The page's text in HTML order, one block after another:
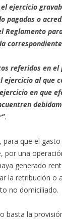
ejercicio
pagadas o
Reglamento
referidos en
ejercicio al que
en que
.
para que el
por una
generado
la retribución o
no domiciliado.
basta la